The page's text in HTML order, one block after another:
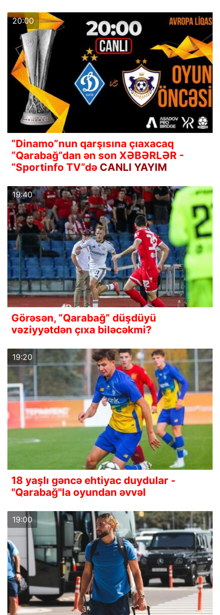
20:00
“Dinamo”nun qarşısına çıaxacaq
“Qarabağ”dan ən son XƏBƏRLƏR -
“Sportinfo TV”də CANLI YAYIM
19:40
Görəsən, “Qarabağ” düşdüyü
vəziyyətdən çıxa biləcəkmi?
19:20
18 yaşlı gəncə ehtiyac duydular -
"Qarabağ"la oyundan əvvəl
19:00